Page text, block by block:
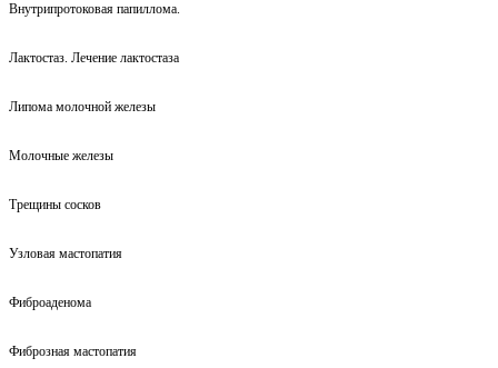
Внутрипротоковая папиллома.
Лактостаз. Лечение лактостаза
Липома молочной железы
Молочные железы
Трещины сосков
Узловая мастопатия
Фиброаденома
Фиброзная мастопатия